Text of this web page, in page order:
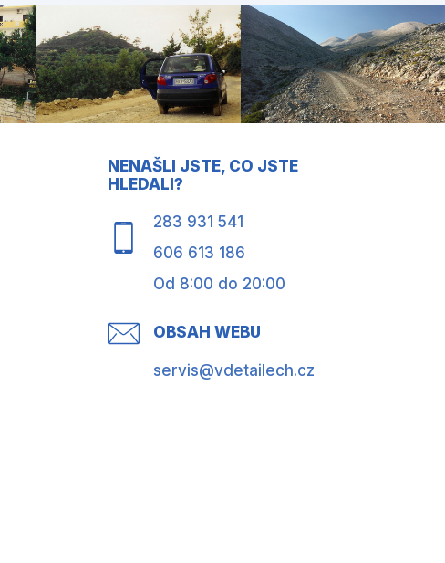
NENAŠLI JSTE, CO JSTE
HLEDALI?
283 931 541
606 613 186
Od 8:00 do 20:00
OBSAH WEBU
servis@vdetailech.cz